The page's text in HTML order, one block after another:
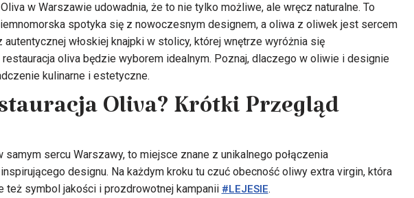
w Warszawie udowadnia, że to nie tylko możliwe, ale wręcz naturalne. To
spotyka się z nowoczesnym designem, a oliwa z oliwek jest sercem
włoskiej knajpki w stolicy, której wnętrze wyróżnia się
oliva będzie wyborem idealnym. Poznaj, dlaczego w oliwie i designie
kulinarne i estetyczne.
Oliva? Krótki Przegląd
samym sercu Warszawy, to miejsce znane z unikalnego połączenia
designu. Na każdym kroku tu czuć obecność oliwy extra virgin, która
też symbol jakości i prozdrowotnej kampanii #LEJESIE.